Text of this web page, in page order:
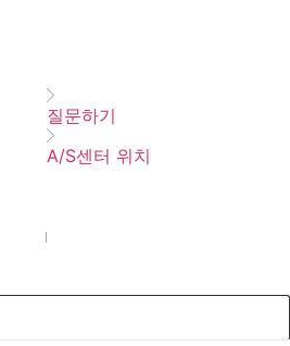
질문하기
A/S센터 위치